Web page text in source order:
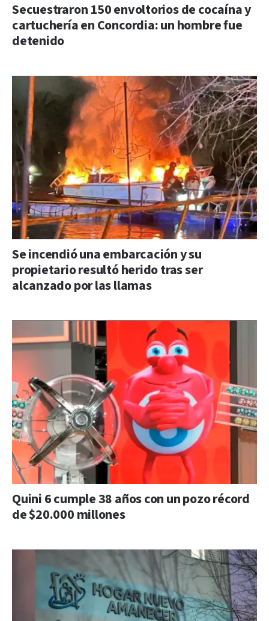
Secuestraron 150 envoltorios de cocaína y
cartuchería en Concordia: un hombre fue
detenido
Se incendió una embarcación y su
propietario resultó herido tras ser
alcanzado por las llamas
Quini 6 cumple 38 años con un pozo récord
de $20.000 millones